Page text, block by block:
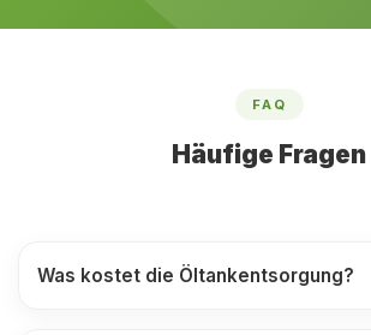
FAQ
Häufige Fragen
Was kostet die Öltankentsorgung?